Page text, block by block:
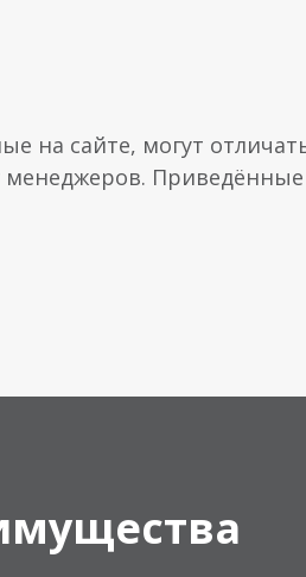
на сайте, могут
менеджеров.